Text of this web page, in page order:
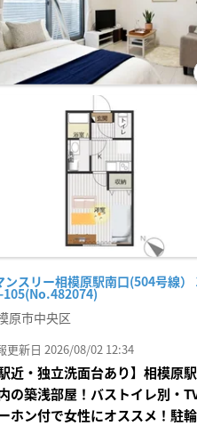
ンスリー相模原駅南口(504号線）
105(No.482074)
原市中央区
更新日 2026/08/02 12:34
駅近・独立洗面台あり】相模原
の築浅部屋！バストイレ別・
ホン付で女性にオススメ！駐